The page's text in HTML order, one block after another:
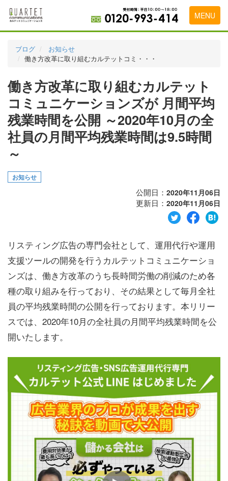
MENU
料金表
実績・お客様の声
初めて導入をお考えの方
代理店の乗り換えをお考えの方
広告代理店・HP制作会社様へ
ブログ
お知らせ
働き方改革に取り組むカルテットコミ・・・
働き方改革に取り組むカルテット
コミュニケーションズが 月間平均
残業時間を公開 ～2020年10月の全
社員の月間平均残業時間は9.5時間
～
お知らせ
公開日： 2020年11月06日
更新日： 2020年11月06日
リスティング広告の専門会社として、運用代行や運用
支援ツールの開発を行うカルテットコミュニケーショ
ンズは、働き方改革のうち長時間労働の削減のため各
種の取り組みを行っており、その結果として毎月全社
員の平均残業時間の公開を行っております。本リリー
スでは、2020年10月の全社員の月間平均残業時間を公
開いたします。